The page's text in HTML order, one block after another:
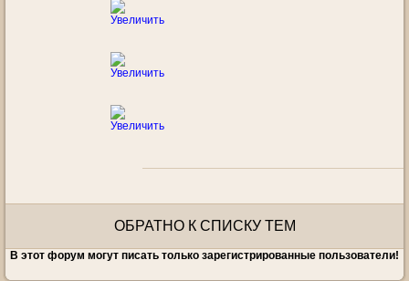
Увеличить
Увеличить
Увеличить
ОБРАТНО К СПИСКУ ТЕМ
В этот форум могут писать только зарегистрированные пользователи!